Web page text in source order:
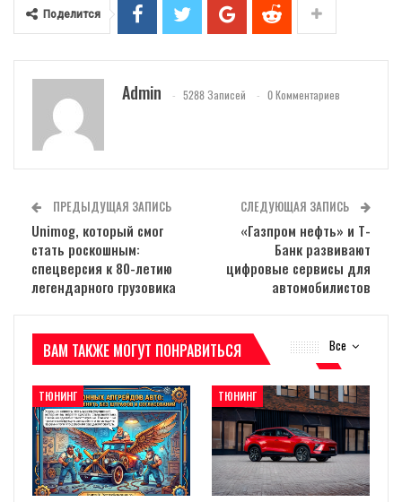
Поделится
Admin 5288 Записей 0 Комментариев
ПРЕДЫДУЩАЯ ЗАПИСЬ
Unimog, который смог
стать роскошным:
спецверсия к 80-летию
легендарного грузовика
СЛЕДУЮЩАЯ ЗАПИСЬ
«Газпром нефть» и Т-
Банк развивают
цифровые сервисы для
автомобилистов
Все
ВАМ ТАКЖЕ МОГУТ ПОНРАВИТЬСЯ
ТЮНИНГ ТЮНИНГ